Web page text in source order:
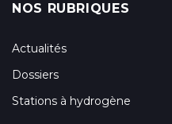
NOS RUBRIQUES
Actualités
Dossiers
Stations à hydrogène